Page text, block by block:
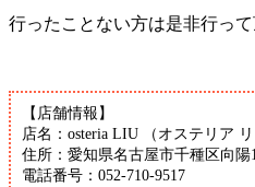
行ったことない方は是非行って
【店舗情報】
店名：osteria LIU （オステリア リ
住所：愛知県名古屋市千種区向
電話番号：052-710-9517